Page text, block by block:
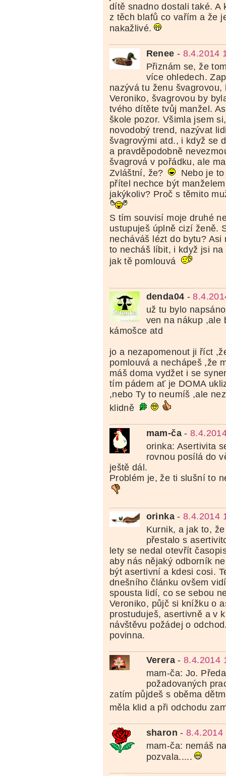
dítě snadno dostali také. A
z těch blafů co vařím a že
nakažlivé.
Renee - 8.4.2014
Přiznám se, že
více ohledech.
nazývá tu ženu
Veroniko, švagrovou by
tvého dítěte tvůj manžel.
škole pozor. Všimla jsem
novodobý trend, nazývat
švagrovými atd., i když se
a pravděpodobně
švagrová v pořádku, ale
Zvláštní, že?
Nebo je
přítel nechce být
jakýkoliv? Proč s těmito
S tím souvisí moje druhé
ustupuješ úplně cizí ženě.
necháváš lézt do bytu? Asi
to necháš líbit, i když jsi
jak tě pomlouvá
denda04 -
už tu bylo
ven na nákup ,ale
kámošce atd
jo a nezapomenout ji říct
pomlouvá a nechápeš ,že
máš doma vydžet i se
tím pádem ať je DOMA
,nebo Ty to neumíš ,ale
klidně
mam-ča-
orinka: Asertivita
rovnou posílá do
ještě dál.
Problém je, že ti slušní to
orinka-8.4.2014
Kurnik, a jak to,
přestalo s
lety se nedal otevřít
aby nás nějaký odborník
být asertivní a kdesi cosi.
dnešního článku ovšem
spousta lidí, co se sebou
Veroniko, půjč si knížku o
prostuduješ, asertivně a v
návštěvu požádej o
povinna.
Verera-8.4.2014
mam-ča: Jo.
požadovaných
zatím půjdeš s oběma
měla klid a při odchodu
sharon -8.4.2014
mam-ča: nemáš
pozvala.....